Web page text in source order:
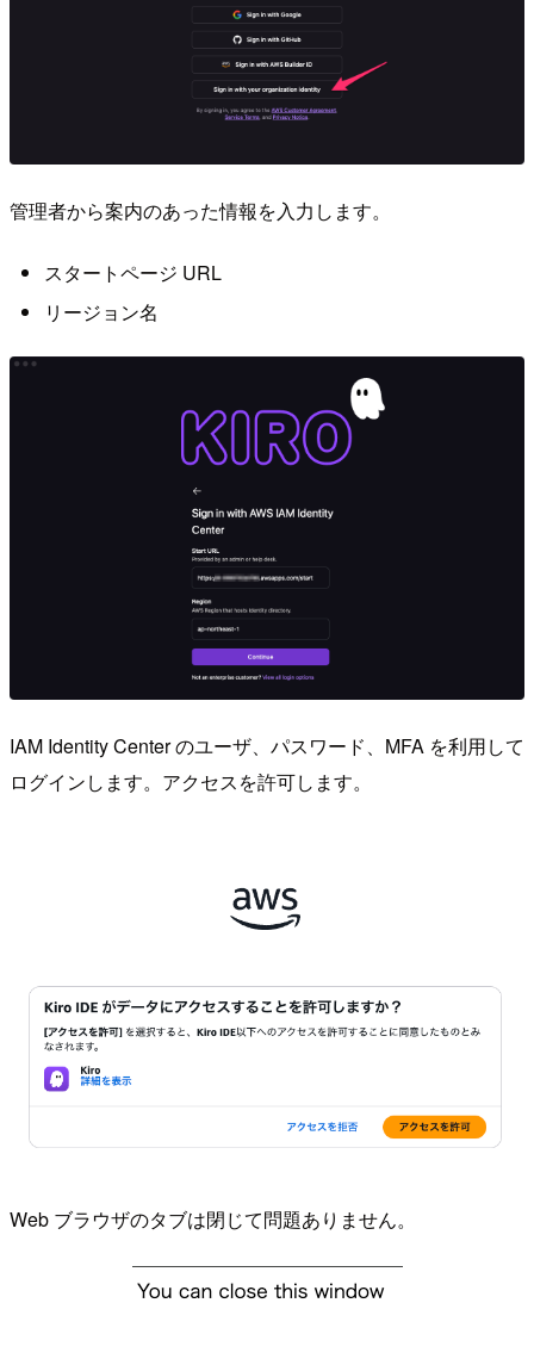
管理者から案内のあった情報を入力します。
スタートページ URL
リージョン名
IAM Identity Center のユーザ、パスワード、MFA を利用して
ログインします。アクセスを許可します。
Web ブラウザのタブは閉じて問題ありません。